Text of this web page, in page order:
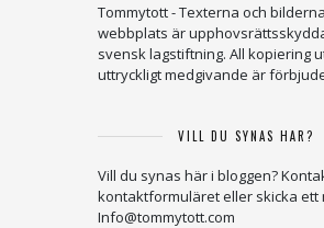
Tommytott - Texterna och
webbplats är
svensk lagstiftning. All kopiering
uttryckligt medgivande är
VILL DU SYNAS HÄR?
Vill du synas här i bloggen?
kontaktformuläret eller skicka ett
Info@tommytott.com